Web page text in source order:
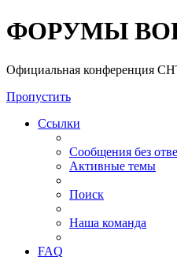
ФОРУМЫ
Официальная конференция
Пропустить
Ссылки
Сообщения без
Активные темы
Поиск
Наша команда
FAQ